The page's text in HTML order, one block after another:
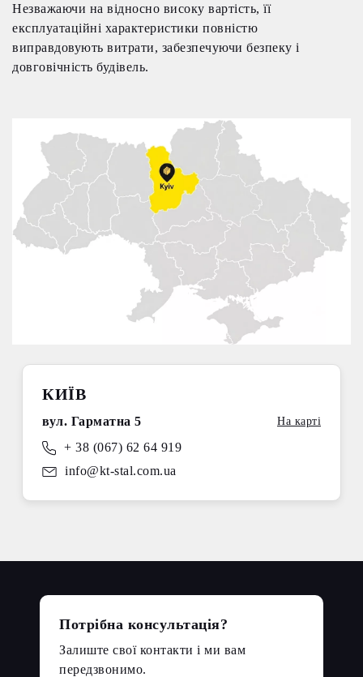
Незважаючи на відносно високу вартість, її
експлуатаційні характеристики повністю
виправдовують витрати, забезпечуючи безпеку і
довговічність будівель.
КИЇВ
вул. Гарматна 5 На карті
+ 38 (067) 62 64 919
info@kt-stal.com.ua
Потрібна консультація?
Залиште свої контакти і ми вам
передзвонимо.